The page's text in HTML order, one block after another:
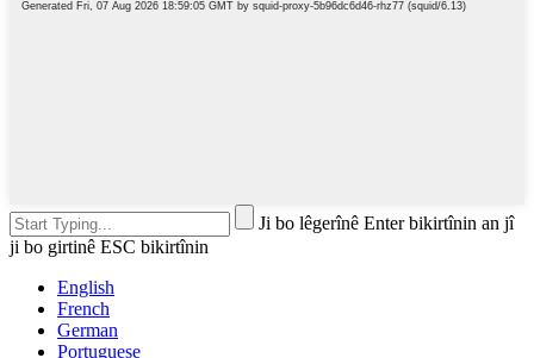
Ji bo lêgerînê Enter bikirtînin an jî
ji bo girtinê ESC bikirtînin
English
French
German
Portuguese